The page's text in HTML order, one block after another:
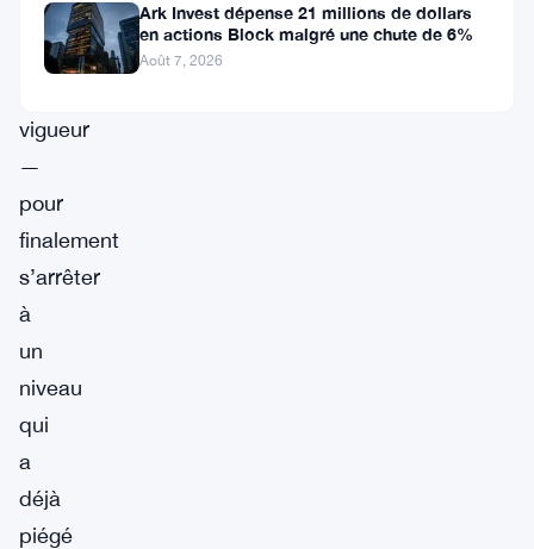
repris
vigueur
—
pour
finalement
s’arrêter
à
un
niveau
qui
a
déjà
piégé
Ark Invest dépense 21 millions de dollars
en actions Block malgré une chute de 6%
Août 7, 2026